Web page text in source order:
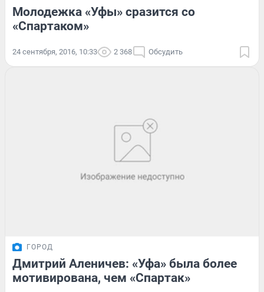
Молодежка «Уфы» сразится со
«Спартаком»
24 сентября, 2016, 10:33 2 368 Обсудить
ГОРОД
Дмитрий Аленичев: «Уфа» была более
мотивирована, чем «Спартак»